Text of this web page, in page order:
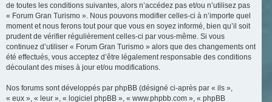
de toutes les conditions suivantes, alors n’accédez pas et/ou n’utilisez pas
« Forum Gran Turismo ». Nous pouvons modifier celles-ci à n’importe quel
moment et nous ferons tout pour que vous en soyez informé, bien qu’il soit
prudent de vérifier régulièrement celles-ci par vous-même. Si vous
continuez d’utiliser « Forum Gran Turismo » alors que des changements ont
été effectués, vous acceptez d’être légalement responsable des conditions
découlant des mises à jour et/ou modifications.
Nos forums sont développés par phpBB (désigné ci-après par « ils »,
« eux », « leur », « logiciel phpBB », « www.phpbb.com », « phpBB